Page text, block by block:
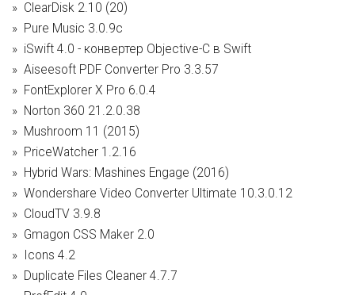
ClearDisk 2.10 (20)
Pure Music 3.0.9c
iSwift 4.0 - конвертер Objective-C в Swift
Aiseesoft PDF Converter Pro 3.3.57
FontExplorer X Pro 6.0.4
Norton 360 21.2.0.38
Mushroom 11 (2015)
PriceWatcher 1.2.16
Hybrid Wars: Mashines Engage (2016)
Wondershare Video Converter Ultimate 10.3.0.12
CloudTV 3.9.8
Gmagon CSS Maker 2.0
Icons 4.2
Duplicate Files Cleaner 4.7.7